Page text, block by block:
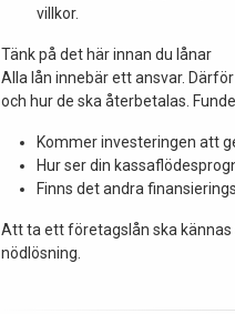
villkor.
Tänk på det här innan du lånar
Alla lån innebär ett ansvar.
och hur de ska återbetalas.
Kommer investeringen att
Hur ser din
Finns det andra
Att ta ett företagslån ska
nödlösning.